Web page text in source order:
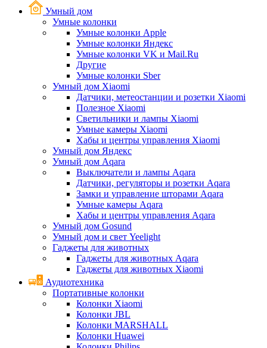
Умный дом
Умные колонки
Умные колонки Apple
Умные колонки Яндекс
Умные колонки VK и Mail.Ru
Другие
Умные колонки Sber
Умный дом Xiaomi
Датчики, метеостанции и розетки Xiaomi
Полезное Xiaomi
Светильники и лампы Xiaomi
Умные камеры Xiaomi
Хабы и центры управления Xiaomi
Умный дом Яндекс
Умный дом Aqara
Выключатели и лампы Aqara
Датчики, регуляторы и розетки Aqara
Замки и управление шторами Aqara
Умные камеры Aqara
Хабы и центры управления Aqara
Умный дом Gosund
Умный дом и свет Yeelight
Гаджеты для животных
Гаджеты для животных Aqara
Гаджеты для животных Xiaomi
Аудиотехника
Портативные колонки
Колонки Xiaomi
Колонки JBL
Колонки MARSHALL
Колонки Huawei